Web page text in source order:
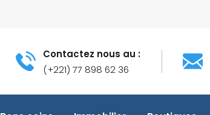
Contactez nous au :
(+221) 77 898 62 36